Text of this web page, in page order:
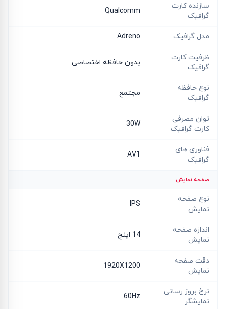
سازنده کارت
گرافیک
Qualcomm
مدل گرافیک Adreno
ظرفیت کارت
گرافیک
بدون حافظه اختصاصی
نوع حافظه
گرافیک
مجتمع
توان مصرفی
کارت گرافیک
30W
فناوری های
گرافیک
AV1
صفحه نمایش
نوع صفحه
نمایش
IPS
اندازه صفحه
نمایش
14 اینچ
دقت صفحه
نمایش
1920X1200
نرخ بروز رسانی
نمایشگر
60Hz